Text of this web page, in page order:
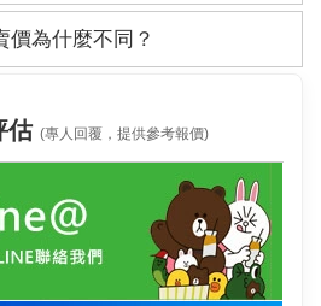
價為什麼不同？
估 (專人回覆，提供參考報價)